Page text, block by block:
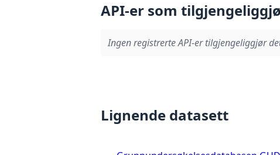
API-er som
Ingen registrerte API-er tilgjengeliggjør
Lignende datasett